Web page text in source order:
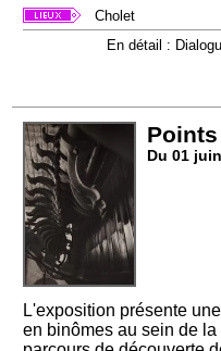
Cholet
En détail :
Du 01
L'exposition présente
en binômes au sein de